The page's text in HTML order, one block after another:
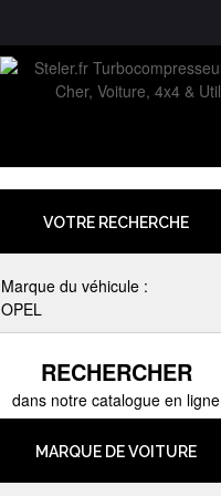
VOTRE RECHERCHE
Marque du véhicule :
OPEL
RECHERCHER
dans notre catalogue en ligne
MARQUE DE VOITURE